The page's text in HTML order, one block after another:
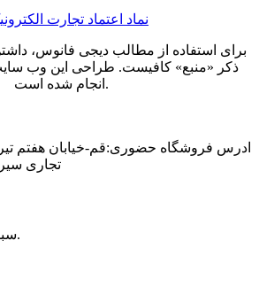
برای استفاده از مطالب دیجی فانوس،
ذکر «منبع» کافیست. طراحی این وب
انجام شده است.
ادرس فروشگاه حضوری:قم-خیابان هفتم
تجاری
سبد خرید شما خالی است.